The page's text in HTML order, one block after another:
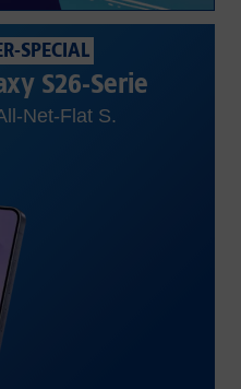
SPECIAL
S26-Serie
Net-Flat S.